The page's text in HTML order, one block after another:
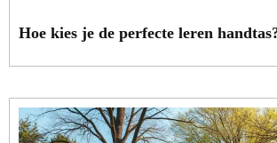
Hoe kies je de perfecte leren